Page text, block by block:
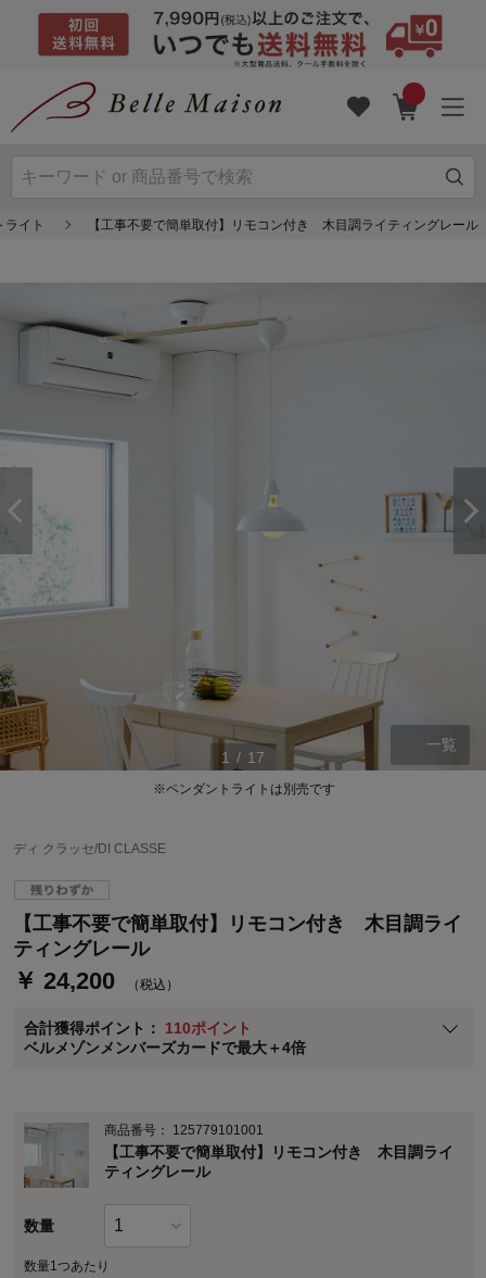
イト 【工事不要で簡単取付】リモコン付き 木目調ライティングレール
※ペンダントライトは別売です
1 / 17
一覧
ディ クラッセ/DI CLASSE
【工事不要で簡単取付】リモコン付き 木目調ライ
ティングレール
￥ 24,200 （税込）
合計獲得ポイント： 110ポイント
ベルメゾンメンバーズカードで最大＋4倍
通常商品送料無料 返品引取無料（JCBのみ）
即時入会なら更に500円OFFクーポンプレゼント
※メンバーズカードの加算ポイントはステージ倍率適用前の基本ポイント
に対して適用されます。
商品番号： 125779101001
【工事不要で簡単取付】リモコン付き 木目調ライ
ティングレール
数量
数量1つあたり